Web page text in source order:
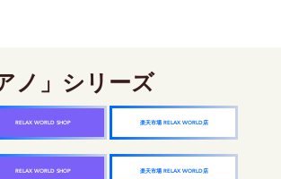
ノ」シリーズ
楽天市場 RELAX WORLD店
RELAX WORLD SHOP
楽天市場 RELAX WORLD店
RELAX WORLD SHOP